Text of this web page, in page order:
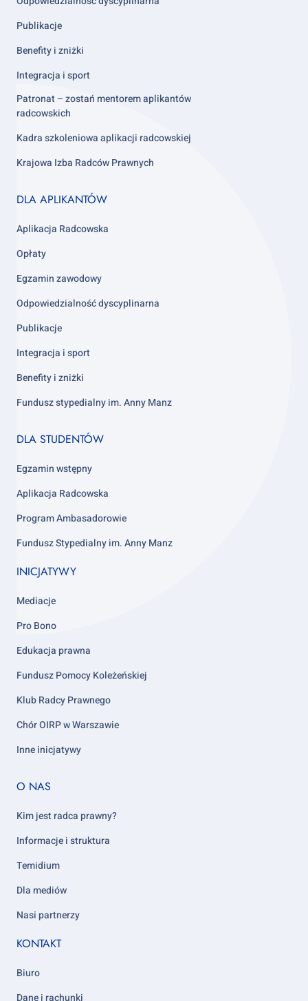
Publikacje
Benefity i zniżki
Integracja i sport
Patronat – zostań mentorem aplikantów
radcowskich
Kadra szkoleniowa aplikacji radcowskiej
Krajowa Izba Radców Prawnych
Footer
3
DLA APLIKANTÓW
Aplikacja Radcowska
Opłaty
Egzamin zawodowy
Odpowiedzialność dyscyplinarna
Publikacje
Integracja i sport
Benefity i zniżki
Fundusz stypedialny im. Anny Manz
Footer
4
DLA STUDENTÓW
Egzamin wstępny
Aplikacja Radcowska
Program Ambasadorowie
Fundusz Stypedialny im. Anny Manz
INICJATYWY
Mediacje
Pro Bono
Edukacja prawna
Fundusz Pomocy Koleżeńskiej
Klub Radcy Prawnego
Chór OIRP w Warszawie
Inne inicjatywy
Footer
5
O NAS
Kim jest radca prawny?
Informacje i struktura
Temidium
Dla mediów
Nasi partnerzy
KONTAKT
Biuro